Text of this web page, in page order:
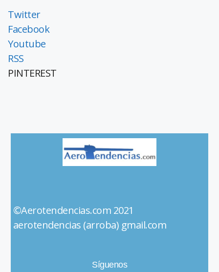
Twitter
Facebook
Youtube
RSS
PINTEREST
©Aerotendencias.com 2021
aerotendencias (arroba) gmail.com
Síguenos